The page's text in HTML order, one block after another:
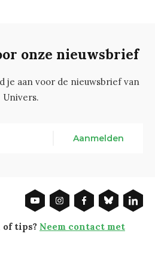
onze nieuwsbrief
je aan voor de nieuwsbrief van
Univers.
Aanmelden
of tips? Neem contact met